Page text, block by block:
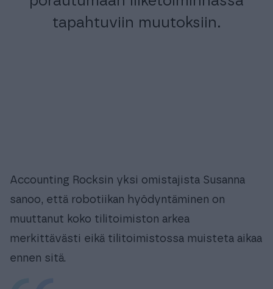
tapahtuviin muutoksiin.
Accounting Rocksin yksi omistajista Susanna
sanoo, että robotiikan hyödyntäminen on
muuttanut koko tilitoimiston arkea
merkittävästi eikä tilitoimistossa muisteta aikaa
ennen sitä.